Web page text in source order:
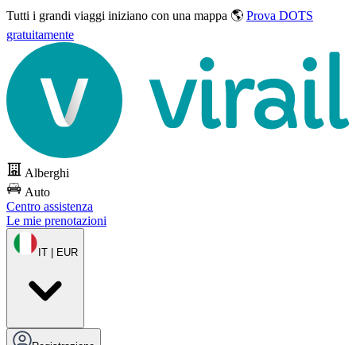
Tutti i grandi viaggi iniziano con una mappa 🌎 Prova DOTS
gratuitamente
Alberghi
Auto
Centro assistenza
Le mie prenotazioni
IT | EUR